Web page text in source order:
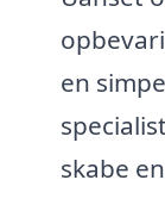
en
skabe